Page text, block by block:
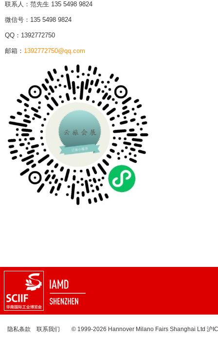
联系人：范先生 135 5498 9824
微信号：135 5498 9824
QQ：1392772750
邮箱： 1392772750@qq.com
隐私条款 联系我们 © 1999-2026 Hannover Milano Fairs Shanghai Ltd 沪